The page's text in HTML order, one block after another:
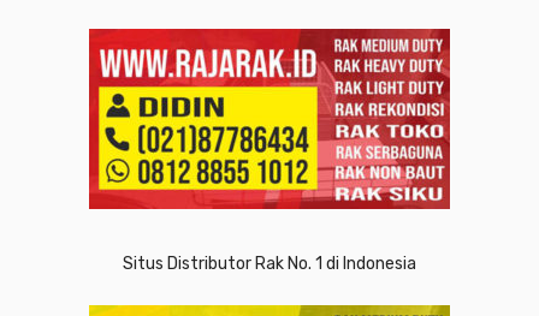
Situs Distributor Rak No. 1 di Indonesia